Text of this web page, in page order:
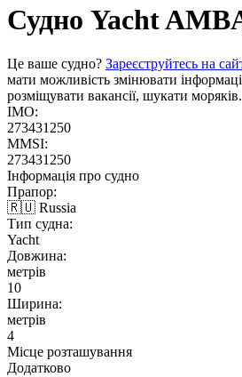
Судно Yacht
Це ваше судно? Зареєструйтесь на
мати можливість змінювати
розміщувати вакансії, шукати моряків.
IMO:
273431250
MMSI:
273431250
Інформація про судно
Прапор:
🇷🇺 Russia
Тип судна:
Yacht
Довжина:
метрів
10
Ширина:
метрів
4
Місце розташування
Додатково